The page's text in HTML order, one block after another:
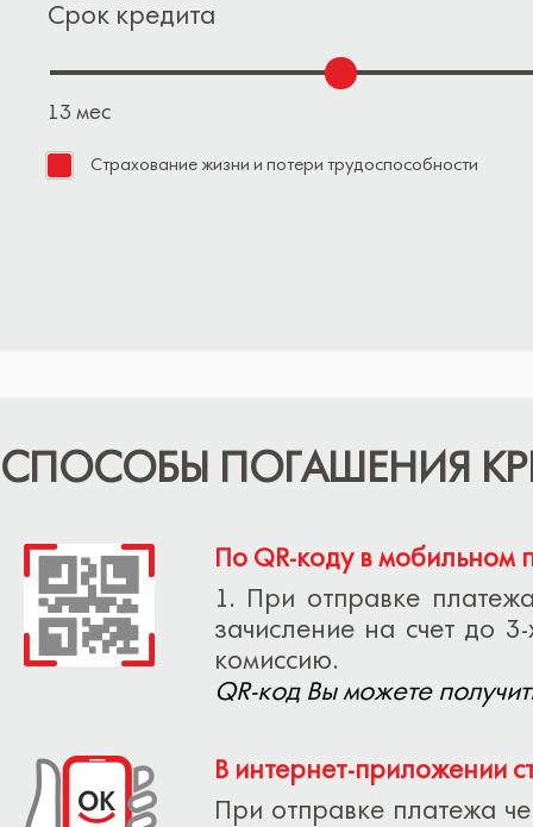
Срок кредита
13 мес
Страхование жизни и потери трудоспособности
СПОСОБЫ ПОГАШЕНИЯ
По QR-коду в мобильном
1. При отправке
зачисление на счет до
комиссию.
QR-код Вы можете
В интернет-приложении
При отправке платежа